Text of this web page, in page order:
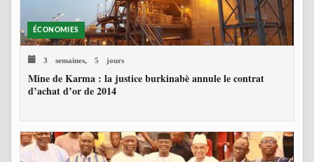
ÉCONOMIES
3 semaines, 5 jours
Mine de Karma : la justice burkinabè annule le contrat
d’achat d’or de 2014